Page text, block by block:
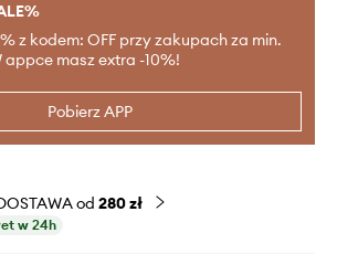
z kodem: OFF przy zakupach za min.
appce masz extra -10%!
Pobierz APP
od 280 zł
w 24h